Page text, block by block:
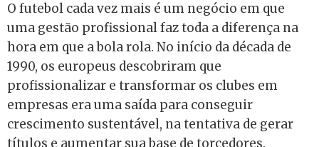
O futebol cada vez mais é um negócio em que
uma gestão profissional faz toda a diferença na
hora em que a bola rola. No início da década de
1990, os europeus descobriram que
profissionalizar e transformar os clubes em
empresas era uma saída para conseguir
crescimento sustentável, na tentativa de gerar
títulos e aumentar sua base de torcedores.